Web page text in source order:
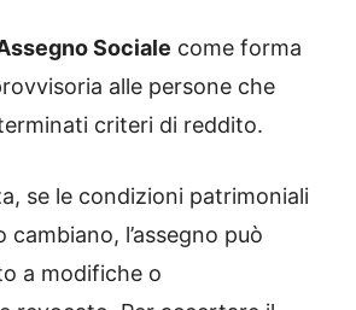
Sociale come forma
alle persone che
criteri di reddito.
se le condizioni patrimoniali
cambiano, l’assegno può
a modifiche o